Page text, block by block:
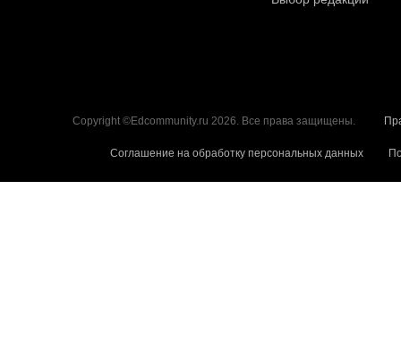
Copyright ©Edcommunity.ru 2026. Все права защищены.
Соглашение на обработку персональных данных